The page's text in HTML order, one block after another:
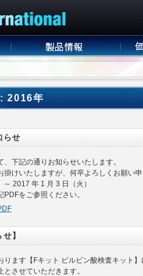
2016年
らせ
下記の通りお知らせいたします。
掛けいたしますが、何卒よろしくお願い
2017 年 1 月 3 日（火）
をご参照ください。
】
ります【Fキット ピルビン酸検査キット
させていただきます。